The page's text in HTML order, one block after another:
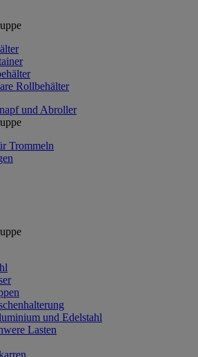
Rollbehälter
und Abroller
Trommeln
und Edelstahl
Lasten